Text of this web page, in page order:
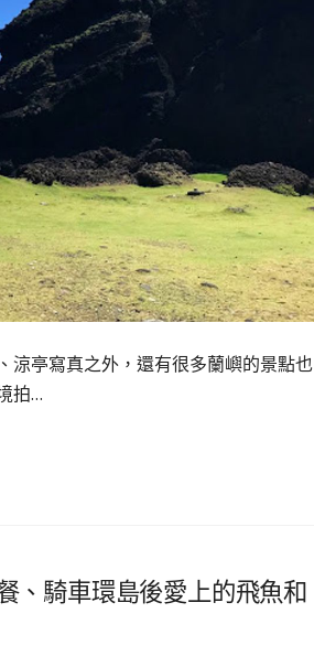
涼亭寫真之外，還有很多蘭嶼的景點也
拍…
、騎車環島後愛上的飛魚和